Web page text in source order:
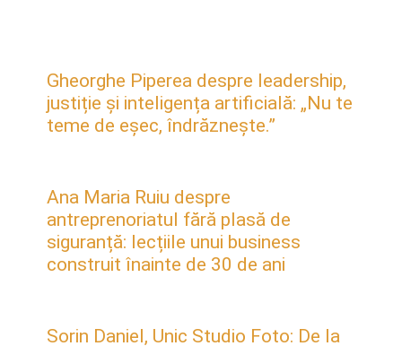
Gheorghe Piperea despre leadership,
justiție și inteligența artificială: „Nu te
teme de eșec, îndrăznește.”
Ana Maria Ruiu despre
antreprenoriatul fără plasă de
siguranță: lecțiile unui business
construit înainte de 30 de ani
Sorin Daniel, Unic Studio Foto: De la